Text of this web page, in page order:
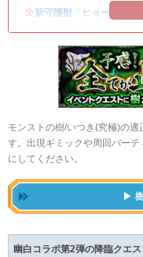
・ 新守護獣「ヒョーたん」
モンストの樹/いつき(究極)の
す。出現ギミックや周回パー
にしてください。
幽白コラボ第2弾の降臨クエス